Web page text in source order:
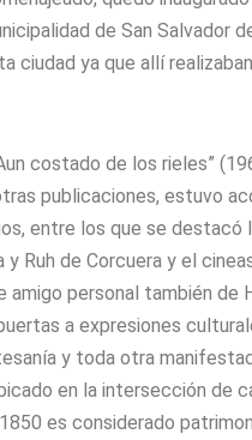
de San Salvador
ciudad ya que allí
costado de los rieles”
publicaciones, estuvo
entre los que se
y Ruh de Corcuera y el
amigo personal también de
a expresiones
y toda otra
en la intersección de
es considerado